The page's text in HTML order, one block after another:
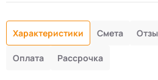
Характеристики Смета
Оплата Рассрочка